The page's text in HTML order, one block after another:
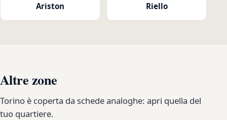
Ariston Riello
Altre zone
Torino è coperta da schede analoghe: apri quella del
tuo quartiere.